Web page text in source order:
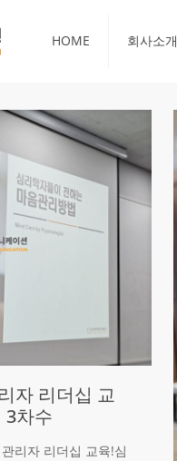
HOME 회사소개
자 리더십 교
3차수
리자 리더십 교육!심